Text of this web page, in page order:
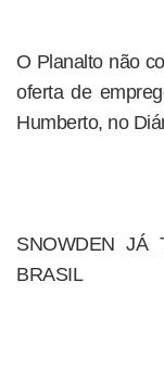
O Planalto não
oferta de
Humberto, no
SNOWDEN JÁ
BRASIL